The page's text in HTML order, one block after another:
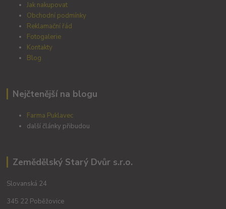
Jak nakupovat
Obchodní podmínky
Reklamační řád
Fotogalerie
Kontakty
Blog
Nejčtenější na blogu
Farma Puklavec
další články přibudou
Zemědělský Starý Dvůr s.r.o.
Slovanská 24
345 22 Poběžovice